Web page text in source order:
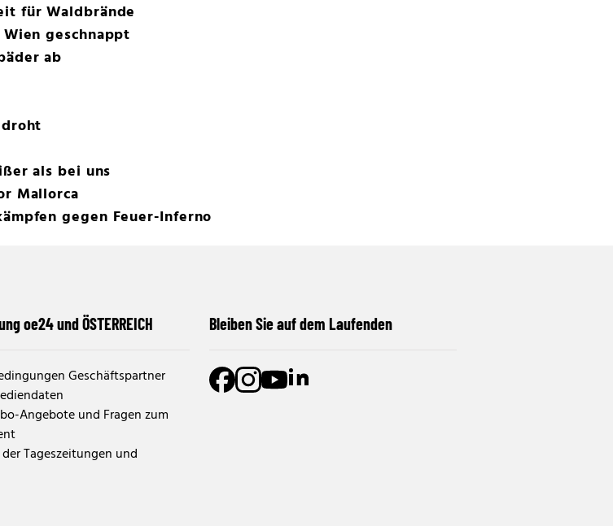
für Waldbrände
geschnappt
ab
als bei uns
Mallorca
gegen Feuer-Inferno
oe24 und ÖSTERREICH
Geschäftspartner
Angebote und Fragen zum
Tageszeitungen und
Bleiben Sie auf dem Laufenden